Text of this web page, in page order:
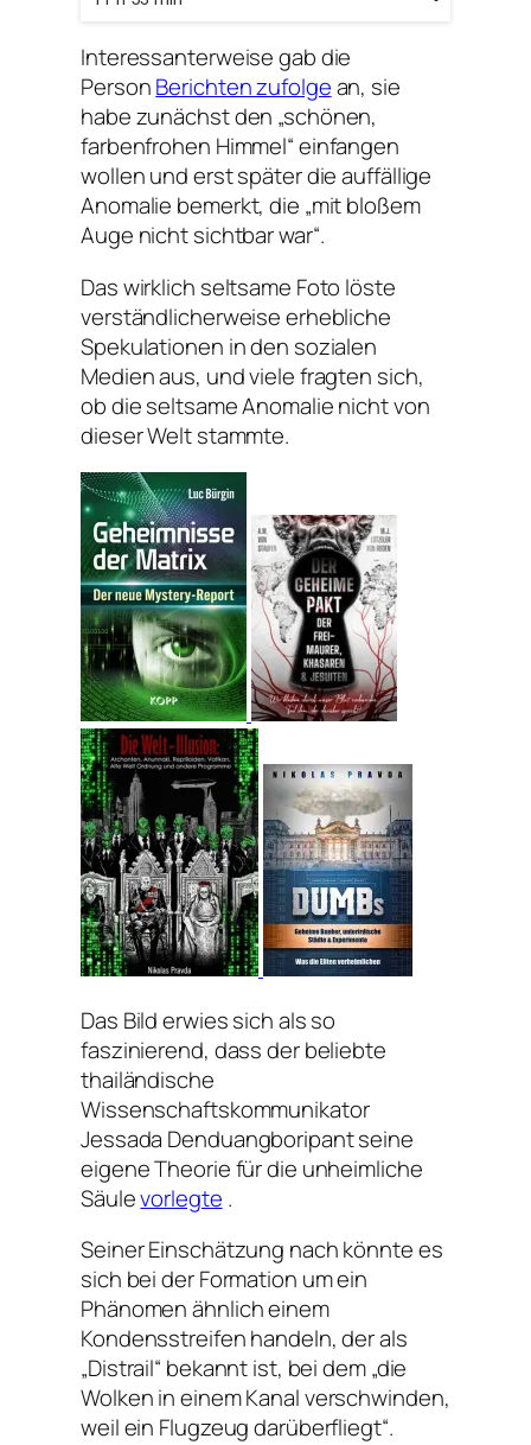
Interessanterweise gab die
PersonBerichten zufolgean, sie
habe zunächst den „schönen,
farbenfrohen Himmel“ einfangen
wollen und erst später die auffällige
Anomalie bemerkt, die „mit bloßem
Auge nicht sichtbar war“.
Das wirklich seltsame Foto löste
verständlicherweise erhebliche
Spekulationen in den sozialen
Medien aus, und viele fragten sich,
ob die seltsame Anomalie nicht von
dieser Welt stammte.
Das Bild erwies sich als so
faszinierend, dass der beliebte
thailändische
Wissenschaftskommunikator
Jessada Denduangboripant seine
eigene Theorie für die unheimliche
Säulevorlegte .
Seiner Einschätzung nach könnte es
sich bei der Formation um ein
Phänomen ähnlich einem
Kondensstreifen handeln, der als
„Distrail“ bekannt ist, bei dem „die
Wolken in einem Kanal verschwinden,
weil ein Flugzeug darüberfliegt“.